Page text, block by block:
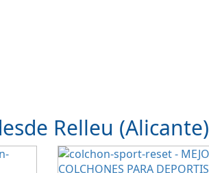
Relleu (Alicante)